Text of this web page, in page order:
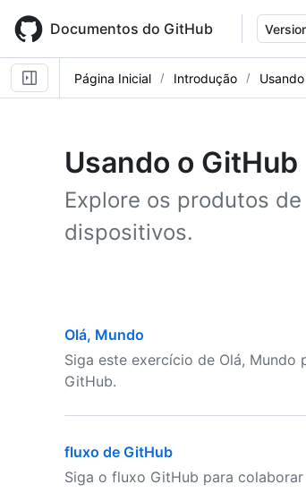
main
content
Documentos do GitHub
Página Inicial Introdução
Usando o GitHub
Explore os produtos
dispositivos.
Olá, Mundo
Siga este exercício de Olá,
GitHub.
fluxo de GitHub
Siga o fluxo GitHub para